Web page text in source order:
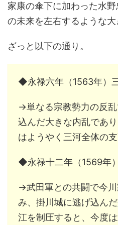
家康の傘下に加わった水
の未来を左右するような大
ざっと以下の通り。
◆永禄六年（1563年）
→単なる宗教勢力の反
込んだ大きな内乱であ
はようやく三河全体の
◆永禄十二年（1569年
→武田軍との共闘で今
み、掛川城に逃げ込んだ
江を制圧すると、今度